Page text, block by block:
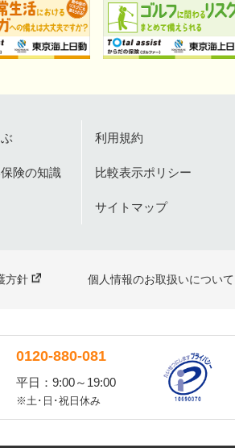
険の知識
利用規約
比較表示ポリシー
サイトマップ
方針 個人情報のお取扱いについて
0120-880-081
平日：9:00～19:00
※土･日･祝日休み